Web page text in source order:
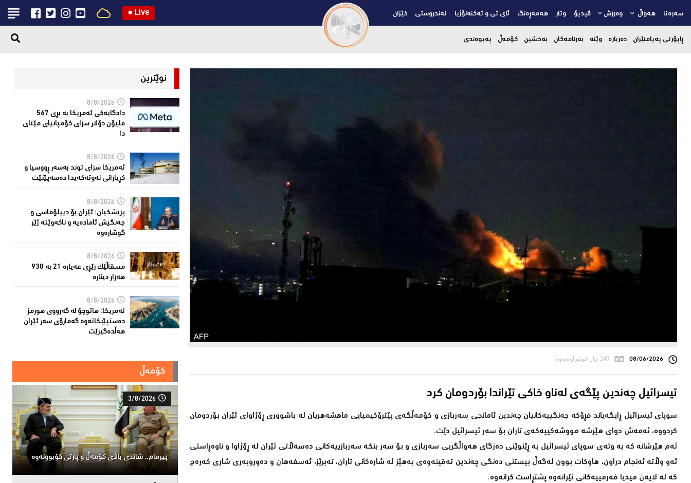
سەرەتا هەواڵ وەرزش ڤیدیۆ وتار هەمەڕەنگ ئای تی و تەکنەلۆژیا تەندروستی خێزان ● Live
ڕاپۆرتی پەیامنێران دەربارە وێنە بەرنامەکان بەخشین کۆمەڵ پەیوەندی
08/06/2026 240 جار خوێنراوەتەوە
ئیسرائیل چه‌ندین پێگه‌ی له‌ناو خاكی ئێراندا بۆردومان كرد
سوپای ئیسرائیل ڕایگەیاند فڕۆکە جەنگییەکانیان چەندین ئامانجی سەربازی و کۆمەڵگەی پێترۆکیمیایی ماهشەهریان لە باشووری ڕۆژاوای ئێران بۆردومان
کردووە، ئەمەش دوای هێرشە مووشەکییەکەی تاران بۆ سەر ئیسرائیل دێت.
ئەم هێرشانە کە بە وتەی سوپای ئیسرائیل بە ڕێنوێنی دەزگای هەواڵگریی سەربازی و بۆ سەر بنکە سەربازییەکانی دەسەڵاتی ئێران لە ڕۆژاوا و ناوەڕاستی
ئەو وڵاتە ئەنجام دراون، هاوکات بوون لەگەڵ بیستنی دەنگی چەندین تەقینەوەی بەهێز لە شارەکانی تاران، تەبرێز، ئەسفەهان و دەوروبەری شاری کەرەج
کە لە لایەن میدیا فەرمییەکانی ئێرانەوە پشتڕاست کرانەوە.
نوێترین
8/8/2026
دادگایەكی ئەمریكا بە بڕی 567
ملیۆن دۆلار سزای كۆمپانیای مێتای
دا
8/8/2026
ئەمریكا سزای توند بەسەر ڕووسیا و
كڕیارانی نەوتەكەیدا دەسەپێنێت
8/8/2026
پزیشكیان: ئێران بۆ دیپلۆماسی و
جەنگیش ئامادەیە و ناکەوێتە ژێر
گوشارەوە
8/8/2026
مسقاڵێک زێڕی عەیارە 21 بە 930
هەزار دینارە
8/8/2026
ئەمریكا: هاتوچۆ لە گەرووی هورمز
دەستپێبكاتەوە گەمارۆی سەر ئێران
هەڵدەگیرێت
کۆمەڵ
3/8/2026
پیرمام.. شاندی باڵای كۆمه‌ڵ و پارتی كۆبوونه‌وه‌